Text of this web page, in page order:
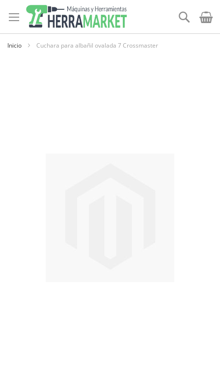
al
contenido
Buscar
Inicio Cuchara para albañil ovalada 7 Crossmaster